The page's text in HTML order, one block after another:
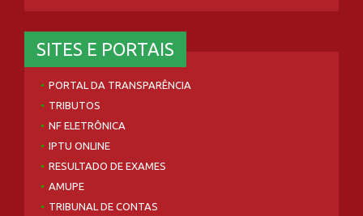
SITES E PORTAIS
PORTAL DA TRANSPARÊNCIA
TRIBUTOS
NF ELETRÔNICA
IPTU ONLINE
RESULTADO DE EXAMES
AMUPE
TRIBUNAL DE CONTAS